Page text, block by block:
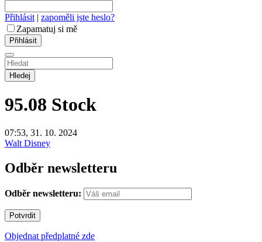
Přihlásit | zapoměli jste heslo?
Zapamatuj si mě
Hledej
95.08 Stock
07:53, 31. 10. 2024
Walt Disney
Odběr newsletteru
Odběr newsletteru:
Objednat předplatné zde